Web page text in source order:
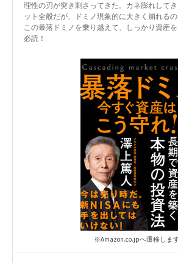
理性の刃が突き刺さってきた。カネ膨れして
ット全般だが、ドミノ現象的に大きく崩れるの
この暴落ドミノを乗り越えて、しっかり資産
必読！
※Amazon.co.jpへ遷移しま